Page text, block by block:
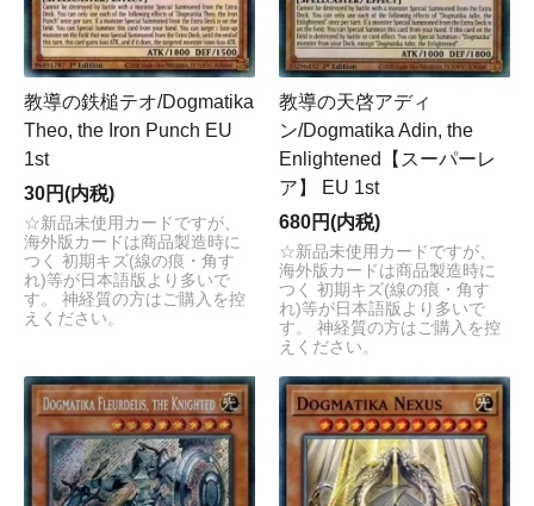
教導の鉄槌テオ/Dogmatika
Theo, the Iron Punch EU
1st
30円(内税)
☆新品未使用カードですが、
海外版カードは商品製造時に
つく 初期キズ(線の痕・角す
れ)等が日本語版より多いで
す。 神経質の方はご購入を控
えください。
教導の天啓アディ
ン/Dogmatika Adin, the
Enlightened【スーパーレ
ア】 EU 1st
680円(内税)
☆新品未使用カードですが、
海外版カードは商品製造時に
つく 初期キズ(線の痕・角す
れ)等が日本語版より多いで
す。 神経質の方はご購入を控
えください。